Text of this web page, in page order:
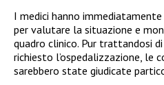
I medici hanno
per valutare la situazione e
quadro clinico. Pur trattandosi
richiesto l’ospedalizzazione, le
sarebbero state giudicate